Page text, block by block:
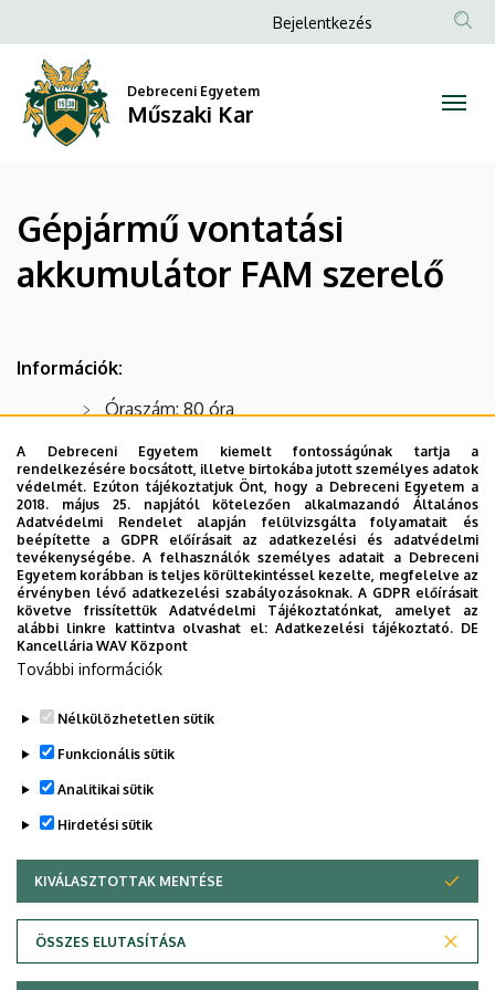
Gépjármű
vontatási
akkumulátor
FAM
szerelő
Kar
a
tartalomra
Anonim
Bejelentkezés
Debreceni Egyetem
Műszaki Kar
​​​​​​​Gépjármű vontatási
akkumulátor FAM szerelő
Információk:
Óraszám: 80 óra
Képzési díj: 350.000 Ft (a vizsgadíjat nem
tartalmazza)
Választható időpontok:
2025.10.06.-2025.10.10.
2025.11.12.-2025.11.17.
2026.02.16.-2026.02.20.
Jelentkezés és részletes információ kérhető:
felnottkepzes@eng.unideb.hu
Legutóbbi frissítés: 2025. 10. 20. 15:48
Adatvédelem
A Debreceni Egyetem kiemelt fontosságúnak tartja a
rendelkezésére bocsátott, illetve birtokába jutott személyes adatok
védelmét. Ezúton tájékoztatjuk Önt, hogy a Debreceni Egyetem a
2018. május 25. napjától kötelezően alkalmazandó Általános
Adatvédelmi Rendelet alapján felülvizsgálta folyamatait és
beépítette a GDPR előírásait az adatkezelési és adatvédelmi
tevékenységébe. A felhasználók személyes adatait a Debreceni
Egyetem korábban is teljes körültekintéssel kezelte, megfelelve az
érvényben lévő adatkezelési szabályozásoknak. A GDPR előírásait
követve frissítettük Adatvédelmi Tájékoztatónkat, amelyet az
alábbi linkre kattintva olvashat el:Adatkezelési tájékoztató. DE
Kancellária WAV Központ
További információk
Nélkülözhetetlen sütik
Funkcionális sütik
Analitikai sütik
Hirdetési sütik
KIVÁLASZTOTTAK MENTÉSE
ÖSSZES ELUTASÍTÁSA
WITHDRAW CONSENT